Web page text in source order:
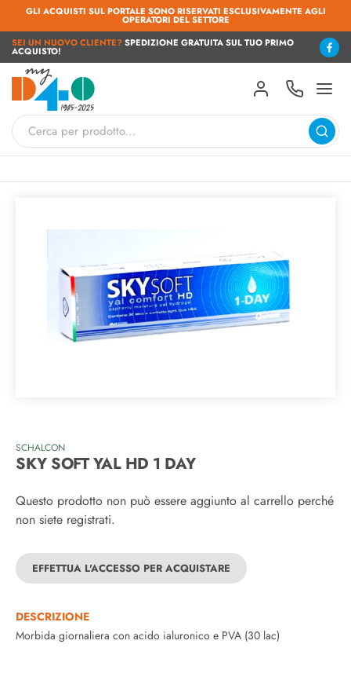
GLI ACQUISTI SUL PORTALE SONO RISERVATI ESCLUSIVAMENTE AGLI
OPERATORI DEL SETTORE
SEI UN NUOVO CLIENTE?SPEDIZIONE GRATUITA SUL TUO PRIMO
ACQUISTO!
SCHALCON
SKY SOFT YAL HD 1 DAY
Questo prodotto non può essere aggiunto al carrello perché
non siete registrati.
EFFETTUA L'ACCESSO PER ACQUISTARE
DESCRIZIONE
Morbida giornaliera con acido ialuronico e PVA (30 lac)